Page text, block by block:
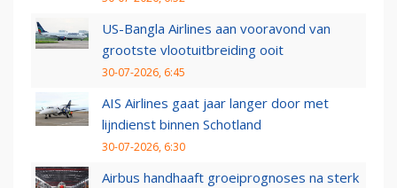
US-Bangla Airlines aan vooravond van
grootste vlootuitbreiding ooit
30-07-2026, 6:45
AIS Airlines gaat jaar langer door met
lijndienst binnen Schotland
30-07-2026, 6:30
Airbus handhaaft groeiprognoses na sterk